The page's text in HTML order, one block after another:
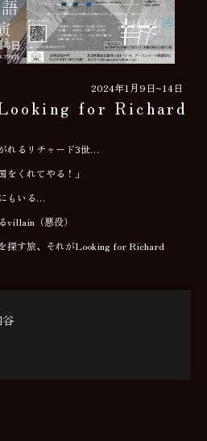
2024年1月9日~14日
for Richard
れるリチャード3世…
をくれてやる！」
もいる…
villain（悪役）
探す旅、それがLooking for Richard